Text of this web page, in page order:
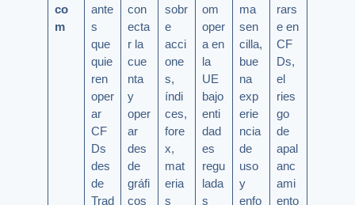
co
m
ante
s
que
quie
ren
oper
ar
CF
Ds
des
de
Trad
con
ecta
r la
cue
nta
y
oper
ar
des
de
gráfi
cos
sobr
e
acci
one
s,
índi
ces,
fore
x,
mat
eria
s
om
oper
a en
la
UE
bajo
enti
dad
es
regu
lada
s
ma
sen
cilla,
bue
na
exp
erie
ncia
de
uso
y
enfo
rars
e en
CF
Ds,
el
ries
go
de
apal
anc
ami
ento